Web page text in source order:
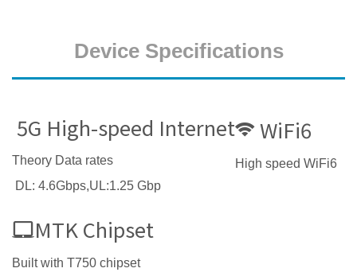
Device Specifications
5G High-speed Internet
Theory Data rates
DL: 4.6Gbps,UL:1.25 Gbp
WiFi6
High speed WiFi6
MTK Chipset
Built with T750 chipset